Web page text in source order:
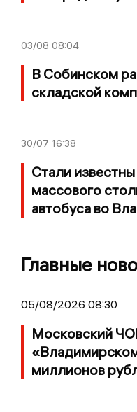
03/08 08:04
В Собинском
складской
30/07 16:38
Стали
массового
автобуса во
Главные
05/08/2026 08:30
Московский
миллионов